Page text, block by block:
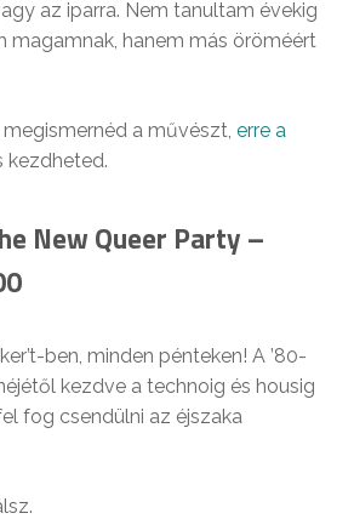
az iparra. Nem tanultam évekig
magamnak, hanem más öröméért
megismernéd a művészt, erre a
kezdheted.
New Queer Party –
ben, minden pénteken! A ’80-
kezdve a technoig és housig
fog csendülni az éjszaka